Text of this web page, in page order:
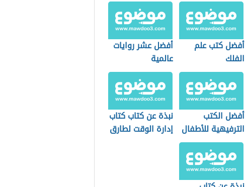
أفضل كتب علم
الفلك
أفضل عشر روايات
عالمية
أفضل الكتب
الترفيهية للأطفال
نبذة عن كتاب كتاب
إدارة الوقت لطارق